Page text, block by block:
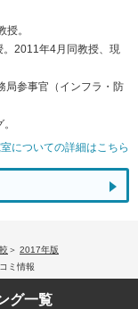
。
2011年4月同教授、現
局参事官（インフラ・防
についての詳細はこちら
2017年版
ミ情報
グ一覧